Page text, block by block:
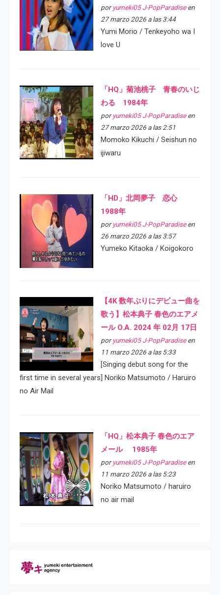
por yumeki05 J-PopParadiseen
27 marzo 2026 a las 3:44
Yumi Morio / Tenkeyoho wa I
love U
「HQ」菊池桃子 青春のいじ
わる 1984年
por yumeki05 J-PopParadiseen
27 marzo 2026 a las 2:51
Momoko Kikuchi / Seishun no
ijiwaru
「HD」北岡夢子 恋心
1988年
por yumeki05 J-PopParadiseen
26 marzo 2026 a las 3:57
Yumeko Kitaoka / Koigokoro
【4K 数年ぶりにデビュー曲を
歌う】松本典子 春色のエアメ
ール O.A. 2024 年 02月 17日
por yumeki05 J-PopParadiseen
11 marzo 2026 a las 5:33
[Singing debut song for the
first time in several years] Noriko Matsumoto / Haruiro
no Air Mail
「HQ」松本典子 春色のエア
メール 1985年
por yumeki05 J-PopParadiseen
11 marzo 2026 a las 5:23
Noriko Matsumoto / haruiro
no air mail